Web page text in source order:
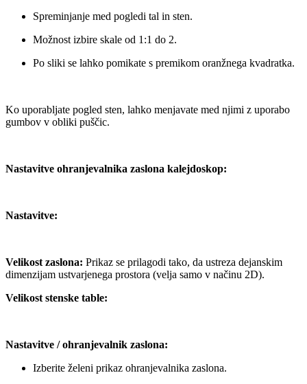
Spreminjanje med pogledi tal in sten.
Možnost izbire skale od 1:1 do 2.
Po sliki se lahko pomikate s premikom oranžnega kvadratka.
Ko uporabljate pogled sten, lahko menjavate med njimi z uporabo
gumbov v obliki puščic.
Nastavitve ohranjevalnika zaslona kalejdoskop:
Nastavitve:
Velikost zaslona: Prikaz se prilagodi tako, da ustreza dejanskim
dimenzijam ustvarjenega prostora (velja samo v načinu 2D).
Velikost stenske table:
Nastavitve / ohranjevalnik zaslona:
Izberite želeni prikaz ohranjevalnika zaslona.